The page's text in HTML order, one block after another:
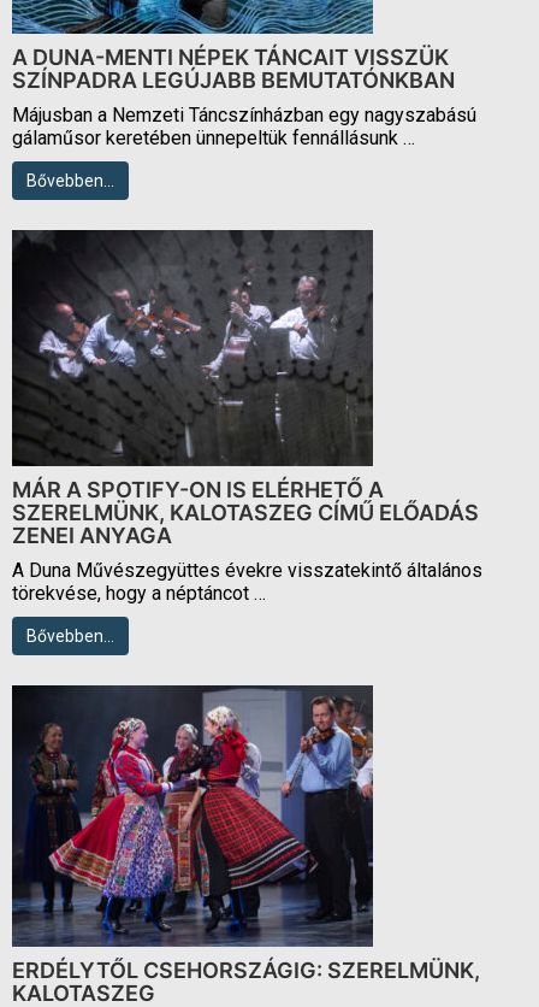
A DUNA-MENTI NÉPEK TÁNCAIT VISSZÜK
SZÍNPADRA LEGÚJABB BEMUTATÓNKBAN
Májusban a Nemzeti Táncszínházban egy nagyszabású
gálaműsor keretében ünnepeltük fennállásunk …
Bővebben…
MÁR A SPOTIFY-ON IS ELÉRHETŐ A
SZERELMÜNK, KALOTASZEG CÍMŰ ELŐADÁS
ZENEI ANYAGA
A Duna Művészegyüttes évekre visszatekintő általános
törekvése, hogy a néptáncot …
Bővebben…
ERDÉLYTŐL CSEHORSZÁGIG: SZERELMÜNK,
KALOTASZEG